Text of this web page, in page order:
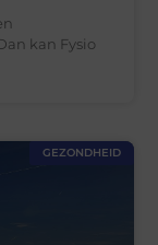
kan Fysio
GEZONDHEID